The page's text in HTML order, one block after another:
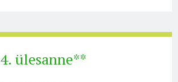
4. ülesanne**